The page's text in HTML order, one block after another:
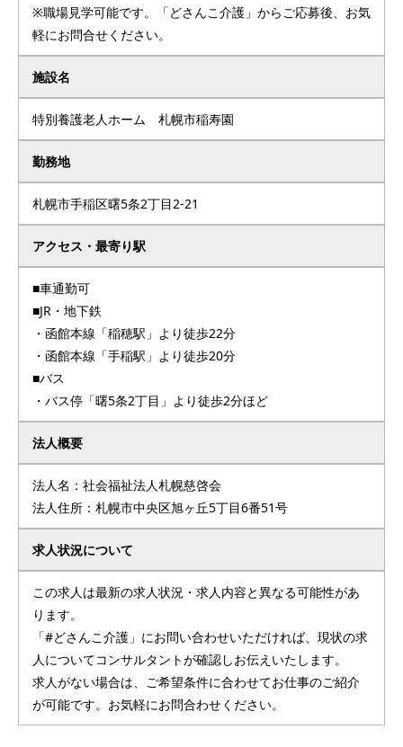
※職場見学可能です。「どさんこ介護」からご応募後、お気
軽にお問合せください。
施設名
特別養護老人ホーム 札幌市稲寿園
勤務地
札幌市手稲区曙5条2丁目2-21
アクセス・最寄り駅
■車通勤可
■JR・地下鉄
・函館本線「稲穂駅」より徒歩22分
・函館本線「手稲駅」より徒歩20分
■バス
・バス停「曙5条2丁目」より徒歩2分ほど
法人概要
法人名：社会福祉法人札幌慈啓会
法人住所：札幌市中央区旭ヶ丘5丁目6番51号
求人状況について
この求人は最新の求人状況・求人内容と異なる可能性があ
ります。
「#どさんこ介護」にお問い合わせいただければ、現状の求
人についてコンサルタントが確認しお伝えいたします。
求人がない場合は、ご希望条件に合わせてお仕事のご紹介
が可能です。お気軽にお問合わせください。